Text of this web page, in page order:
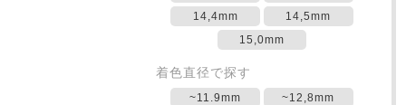
14,4mm
14,5mm
15,0mm
着色直径で探す
~11.9mm
~12,8mm